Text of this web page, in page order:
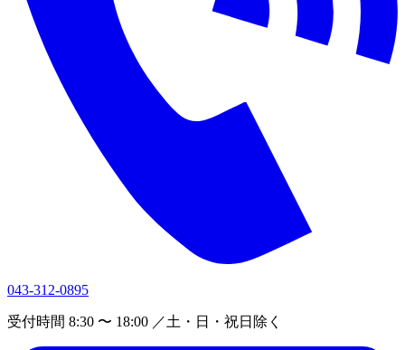
043-312-0895
受付時間 8:30 〜 18:00 ／土・日・祝日除く